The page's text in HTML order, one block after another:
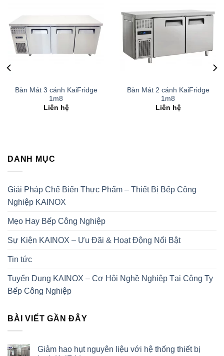
Bàn Mát 3 cánh KaiFridge
1m8
Liên hệ
Bàn Mát 2 cánh KaiFridge
1m8
Liên hệ
DANH MỤC
Giải Pháp Chế Biến Thực Phẩm – Thiết Bị Bếp Công
Nghiệp KAINOX
Mẹo Hay Bếp Công Nghiệp
Sự Kiện KAINOX – Ưu Đãi & Hoạt Động Nổi Bật
Tin tức
Tuyển Dụng KAINOX – Cơ Hội Nghề Nghiệp Tại Công Ty
Bếp Công Nghiệp
BÀI VIẾT GẦN ĐÂY
Giảm hao hụt nguyên liệu với hệ thống thiết bị